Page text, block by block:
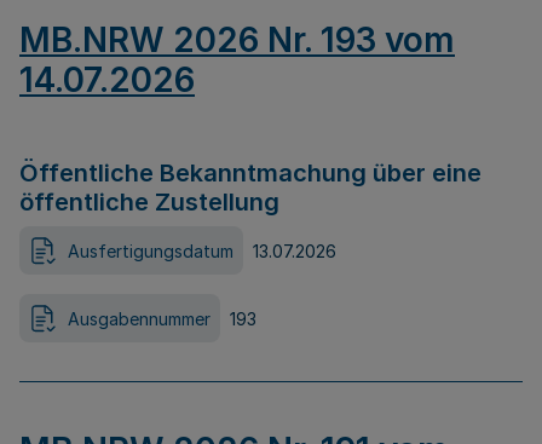
MB.NRW 2026 Nr. 193 vom
14.07.2026
Öffentliche Bekanntmachung über eine
öffentliche Zustellung
Ausfertigungsdatum 13.07.2026
Ausgabennummer 193